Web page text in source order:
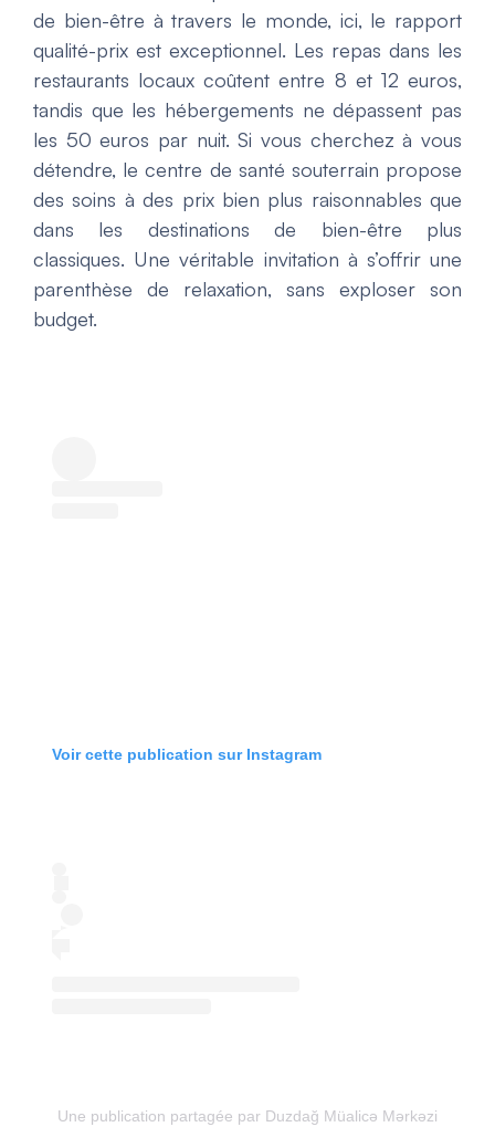
de bien-être à travers le monde, ici, le rapport
qualité-prix est exceptionnel. Les repas dans les
restaurants locaux coûtent entre 8 et 12 euros,
tandis que les hébergements ne dépassent pas
les 50 euros par nuit. Si vous cherchez à vous
détendre, le centre de santé souterrain propose
des soins à des prix bien plus raisonnables que
dans les destinations de bien-être plus
classiques. Une véritable invitation à s’offrir une
parenthèse de relaxation, sans exploser son
budget.
Voir cette publication sur Instagram
Une publication partagée par Duzdağ Müalicə Mərkəzi